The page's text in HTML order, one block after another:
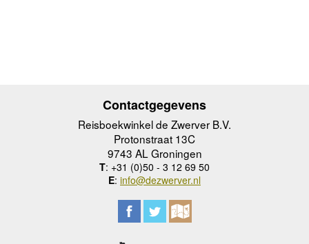
Contactgegevens
Reisboekwinkel de Zwerver B.V.
Protonstraat 13C
9743 AL Groningen
T: +31 (0)50 - 3 12 69 50
E: info@dezwerver.nl